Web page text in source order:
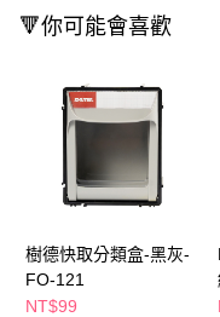
結帳頁面，進行簡訊認證並
２．訂單成立數日內，您將
３．收到繳費通知簡訊後14
ATM／網路銀行／等多元方
※ 請注意：結帳手續完成當
購買商品的店家。未經商家
※ 交易是否成功請以「
是否繳費成功／繳費後需取
客戶支援中心」
https://
全家取貨付款
付款後全家取貨
每筆NT$65，滿NT$390(
萊爾富取貨付款
每筆NT$65，滿NT$490(
付款後萊爾富取貨
每筆NT$65，滿NT$490(
🔻你可能會喜歡
樹德快取分類盒-黑灰-
FO-121
NT$99